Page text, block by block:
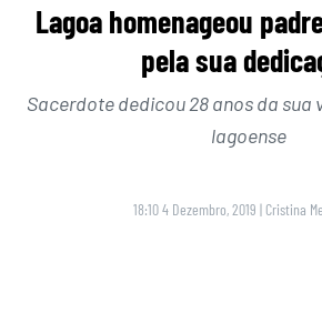
Lagoa homenageou
pela sua
Sacerdote dedicou 28 anos da sua
lagoense
18:10 4 Dezembro, 2019 | Cristina